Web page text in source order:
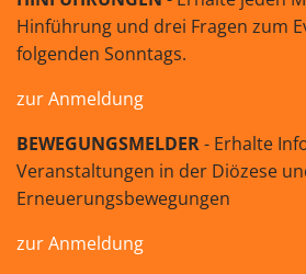
Hinführung und drei Fragen zum
folgenden Sonntags.
zur Anmeldung
BEWEGUNGSMELDER- Erhalte
Veranstaltungen in der Diözese
Erneuerungsbewegungen
zur Anmeldung